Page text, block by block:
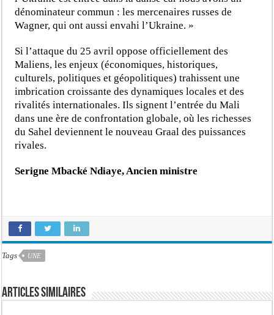
dénominateur commun : les mercenaires russes de
Wagner, qui ont aussi envahi l’Ukraine. »
Si l’attaque du 25 avril oppose officiellement des
Maliens, les enjeux (économiques, historiques,
culturels, politiques et géopolitiques) trahissent une
imbrication croissante des dynamiques locales et des
rivalités internationales. Ils signent l’entrée du Mali
dans une ère de confrontation globale, où les richesses
du Sahel deviennent le nouveau Graal des puissances
rivales.
Serigne Mbacké Ndiaye, Ancien ministre
Tags UNE
Articles similaires